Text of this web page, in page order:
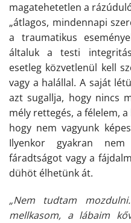
magatehetetlen a
„átlagos, mindennapi
a traumatikus
általuk a testi
esetleg közvetlenül kell
vagy a halállal. A saját
azt sugallja, hogy nincs
mély rettegés, a félelem,
hogy nem vagyunk
Ilyenkor gyakran
fáradtságot vagy a
dühöt élhetünk át.
„Nem tudtam
mellkasom, a lábaim